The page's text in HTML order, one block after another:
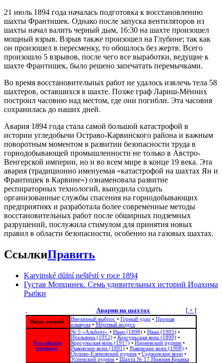
21 июль 1894 года началась подготовка к восстановлению
шахты Франтишек. Однако после запуска вентиляторов из
шахты начал валить черный дым, 16:30 на шахте произошел
мощный взрыв. Взрыв также произошел на Глубине; так как
он произошел в пересменку, то обошлось без жертв. Всего
произошло 5 взрывов, после чего все выработки, ведущие к
шахте Франтишек, было решено запечатать перемычками.
Во время восстановительных работ не удалось извлечь тела 58
шахтеров, оставшихся в шахте. Позже граф Лариш-Мённих
построил часовню над местом, где они погибли. Эта часовня
сохранилась до наших дней.
Авария 1894 года стала самой большой катастрофой в
истории угледобычи Остраво-Карвинского района и важным
поворотным моментом в развитии безопасности труда в
горнодобывающей промышленности не только в Австро-
Венгерской империи, но и во всем мире в конце 19 века. Эта
авария (традиционно именуемая «катастрофой на шахтах Ян и
Франтишек в Карвине») ознаменовала развитие
респираторных технологий, вынудила создать
организованные службы спасения на горнодобывающих
предприятиях и разработала более современные методы
восстановительных работ после обширных подземных
разрушений, послужила стимулом для принятия новых
правил в области безопасности, особенно на газовых шахтах.
СсылкиПравить
Karvinské důlní neštěstí v roce 1894
Густав Морцинек. Семь удивительных историй Иоахима
Рыбки
[+ ]
Аварии на шахтах
Виды аварий Внезапный выброс• Горный удар • Прорыв
плывуна• Мёртвый воздух
Российская
империя
№ 5 «Альберт» • Иван (1898)• Иван (1905)•
Итальянка (1912)• Корсуньская копь (1899)•
Корсуньская копь (1917)• Нарневский рудник•
Рыковские копи (1891)• Рыковские копи (1908)•
Орлово-Еленовский рудник• Судженские копи•
Успенский рудник• Шахта № 17 Нижняя Крынка